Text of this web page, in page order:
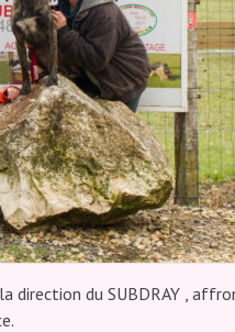
direction du SUBDRAY ,